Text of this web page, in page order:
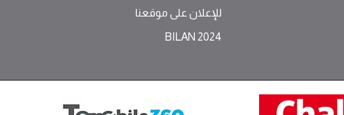
للإعلان على موقعنا
BILAN 2024